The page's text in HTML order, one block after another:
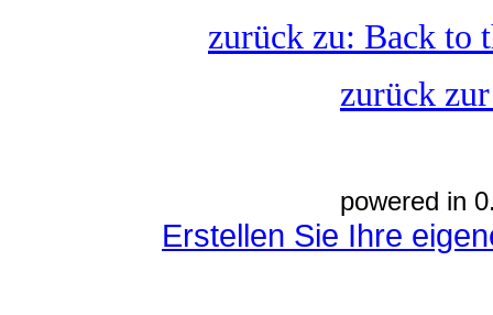
zurück zu: Back to
zurück
powered in
Erstellen Sie Ihre